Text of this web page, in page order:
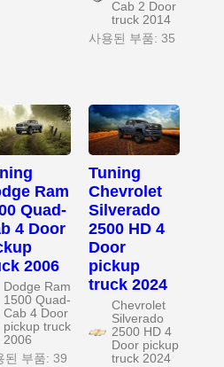
Cab 2 Door
truck 2014
사용된 부품: 35
Ram
Quad-
4 Door
2006
Dodge Ram
1500 Quad-
Cab 4 Door
pickup truck
2006
된 부품: 39
Tuning
Chevrolet
Silverado
2500 HD 4
Door
pickup
truck 2024
Chevrolet
Silverado
2500 HD 4
Door pickup
truck 2024